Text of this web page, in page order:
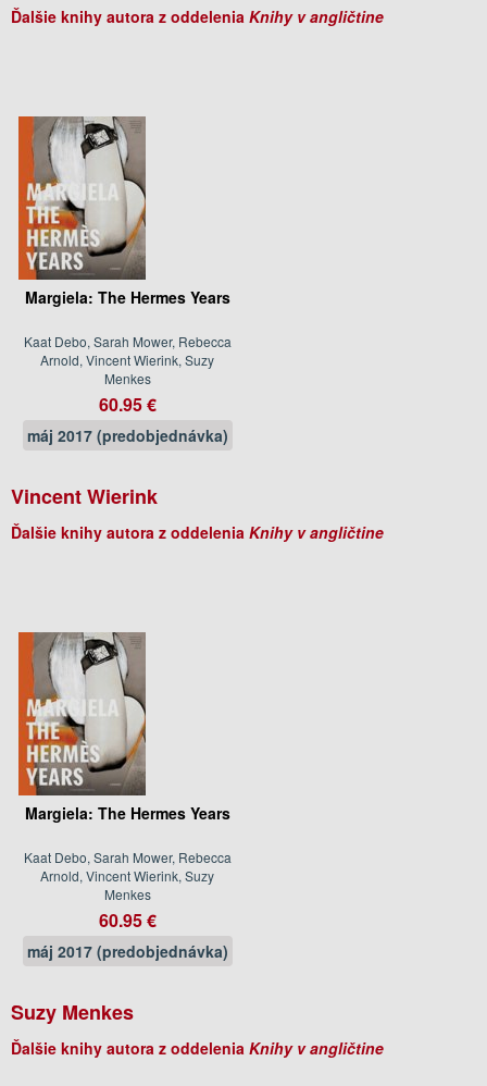
Ďalšie knihy autora z oddelenia Knihy v angličtine
Margiela: The Hermes Years
Kaat Debo, Sarah Mower, Rebecca
Arnold, Vincent Wierink, Suzy
Menkes
60.95 €
máj 2017 (predobjednávka)
Vincent Wierink
Ďalšie knihy autora z oddelenia Knihy v angličtine
Margiela: The Hermes Years
Kaat Debo, Sarah Mower, Rebecca
Arnold, Vincent Wierink, Suzy
Menkes
60.95 €
máj 2017 (predobjednávka)
Suzy Menkes
Ďalšie knihy autora z oddelenia Knihy v angličtine